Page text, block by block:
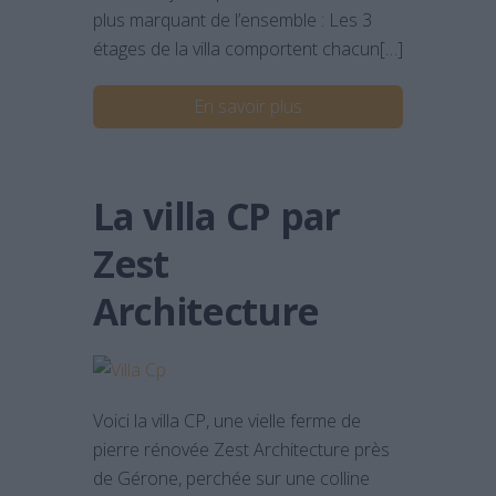
plus marquant de l’ensemble : Les 3
étages de la villa comportent chacun[…]
En savoir plus
La villa CP par
Zest
Architecture
Voici la villa CP, une vielle ferme de
pierre rénovée Zest Architecture près
de Gérone, perchée sur une colline